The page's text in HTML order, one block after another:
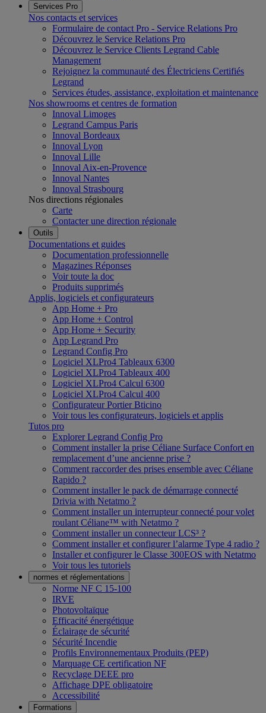
Services Pro
Nos contacts et services
Formulaire de contact Pro - Service Relations Pro
Découvrez le Service Relations Pro
Découvrez le Service Clients Legrand Cable
Management
Rejoignez la communauté des Électriciens Certifiés
Legrand
Services études, assistance, exploitation et maintenance
Nos showrooms et centres de formation
Innoval Limoges
Legrand Campus Paris
Innoval Bordeaux
Innoval Lyon
Innoval Lille
Innoval Aix-en-Provence
Innoval Nantes
Innoval Strasbourg
Nos directions régionales
Carte
Contacter une direction régionale
Outils
Documentations et guides
Documentation professionnelle
Magazines Réponses
Voir toute la doc
Produits supprimés
Applis, logiciels et configurateurs
App Home + Pro
App Home + Control
App Home + Security
App Legrand Pro
Legrand Config Pro
Logiciel XLPro4 Tableaux 6300
Logiciel XLPro4 Tableaux 400
Logiciel XLPro4 Calcul 6300
Logiciel XLPro4 Calcul 400
Configurateur Portier Bticino
Voir tous les configurateurs, logiciels et applis
Tutos pro
Explorer Legrand Config Pro
Comment installer la prise Céliane Surface Confort en
remplacement d’une ancienne prise ?
Comment raccorder des prises ensemble avec Céliane
Rapido ?
Comment installer le pack de démarrage connecté
Drivia with Netatmo ?
Comment installer un interrupteur connecté pour volet
roulant Céliane™ with Netatmo ?
Comment installer un connecteur LCS³ ?
Comment installer et configurer l’alarme Type 4 radio ?
Installer et configurer le Classe 300EOS with Netatmo
Voir tous les tutoriels
normes et réglementations
Norme NF C 15-100
IRVE
Photovoltaïque
Efficacité énergétique
Éclairage de sécurité
Sécurité Incendie
Profils Environnementaux Produits (PEP)
Marquage CE certification NF
Recyclage DEEE pro
Affichage DPE obligatoire
Accessibilité
Formations